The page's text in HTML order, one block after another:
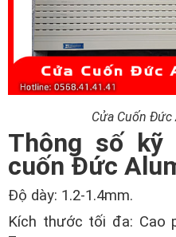
Cửa Cuốn
Thông số kỹ
cuốn Đức
Độ dày: 1.2-1.4mm.
Kích thước tối đa: Cao